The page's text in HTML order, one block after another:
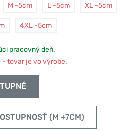
M -5cm L -5cm XL -5cm
4XL -5cm
pracovný deň.
- tovar je vo výrobe.
UPOZORNIŤ NA DOSTUPNOSŤ (M +7CM)